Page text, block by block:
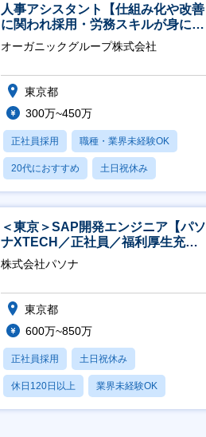
人事アシスタント【仕組み化や改善
に関われ採用・労務スキルが身につ
く環境／年商120億円超の事業会
社】
オーガニックグループ株式会社
東京都
300万~450万
正社員採用 職種・業界未経験OK
20代におすすめ 土日祝休み
休日120日以上
＜東京＞SAP開発エンジニア【パソ
ナXTECH／正社員／福利厚生充実
◎】
株式会社パソナ
東京都
600万~850万
正社員採用 土日祝休み
休日120日以上 業界未経験OK
産休・育休あり